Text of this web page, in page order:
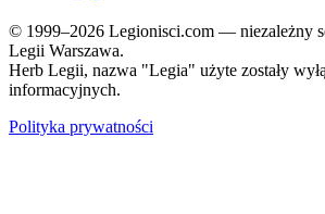
© 1999–2026 Legionisci.com — niezależny
Legii Warszawa.
Herb Legii, nazwa "Legia" użyte zostały
informacyjnych.
Polityka prywatności